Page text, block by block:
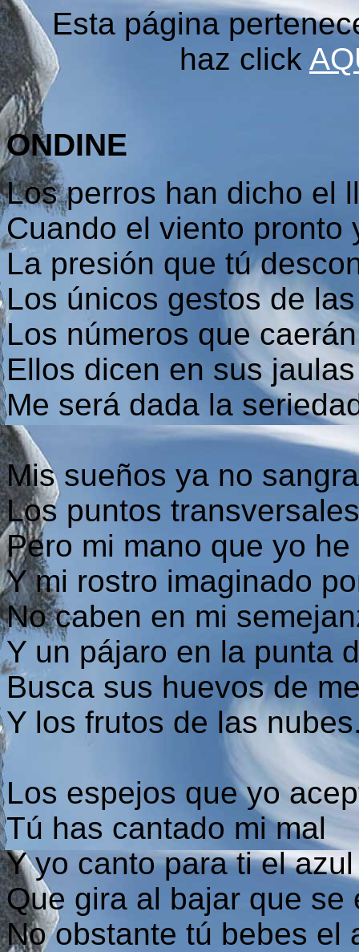
Esta página
haz click
ONDINE
Los perros han dicho el
Cuando el viento pronto
La presión que tú
Los únicos gestos de
Los números que
Ellos dicen en sus
Me será dada la
Mis sueños ya no
Los puntos
Pero mi mano que yo
Y mi rostro imaginado
No caben en mi
Y un pájaro en la punta
Busca sus huevos de
Y los frutos de las
Los espejos que yo
Tú has cantado mi mal
Y yo canto para ti el azul
Que gira al bajar que se
No obstante tú bebes el